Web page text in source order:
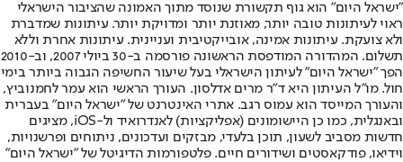
"ישראל היום" הוא גוף תקשורת שנוסד מתוך האמונה שהציבור הישראלי
ראוי לעיתונות טובה יותר, מאוזנת יותר ומדויקת יותר. עיתונות שמדברת
ולא צועקת. עיתונות אמינה, אובייקטיבית ועניינית. עיתונות אחרת וללא
תשלום. המהדורה המודפסת הראשונה פורסמה ב-30 ביולי 2007, וב-2010
הפך "ישראל היום" לעיתון הישראלי בעל שיעור החשיפה הגבוה ביותר בימי
חול. מו"ל העיתון היא ד"ר מרים אדלסון. העורך הראשי הוא עמר לחמנוביץ,
והעורך המייסד הוא עמוס רגב. אתרי האינטרנט של "ישראל היום" בעברית
ובאנגלית, כמו כן היישומונים (אפליקציות) לאנדרואיד ול-iOS, מציגים
חדשות מסביב לשעון, תוכן בלעדי, מבזקים ועדכונים, ניתוחים ופרשנויות,
וידיאו, פודקאסטים ושידורים חיים. פלטפורמות הדיגיטל של "ישראל היום"